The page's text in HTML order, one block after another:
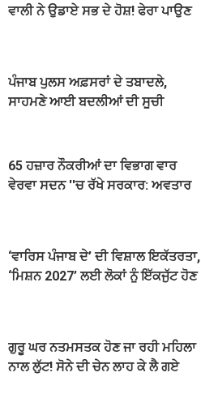
ਵਾਲੀ ਨੇ ਉਡਾਏ ਸਭ ਦੇ ਹੋਸ਼! ਫੇਰਾ ਪਾਉਣ
ਪੰਜਾਬ ਪੁਲਸ ਅਫ਼ਸਰਾਂ ਦੇ ਤਬਾਦਲੇ,
ਸਾਹਮਣੇ ਆਈ ਬਦਲੀਆਂ ਦੀ ਸੂਚੀ
65 ਹਜ਼ਾਰ ਨੌਕਰੀਆਂ ਦਾ ਵਿਭਾਗ ਵਾਰ
ਵੇਰਵਾ ਸਦਨ ''ਚ ਰੱਖੇ ਸਰਕਾਰ: ਅਵਤਾਰ
‘ਵਾਰਿਸ ਪੰਜਾਬ ਦੇ’ ਦੀ ਵਿਸ਼ਾਲ ਇਕੱਤਰਤਾ,
‘ਮਿਸ਼ਨ 2027’ ਲਈ ਲੋਕਾਂ ਨੂੰ ਇੱਕਜੁੱਟ ਹੋਣ
ਗੁਰੂ ਘਰ ਨਤਮਸਤਕ ਹੋਣ ਜਾ ਰਹੀ ਮਹਿਲਾ
ਨਾਲ ਲੁੱਟ! ਸੋਨੇ ਦੀ ਚੇਨ ਲਾਹ ਕੇ ਲੈ ਗਏ